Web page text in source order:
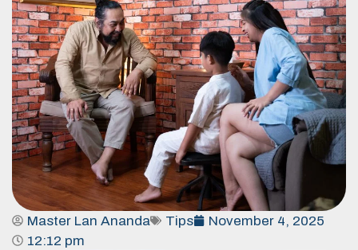
Master Lan Ananda Tips
November 4, 2025
12:12 pm